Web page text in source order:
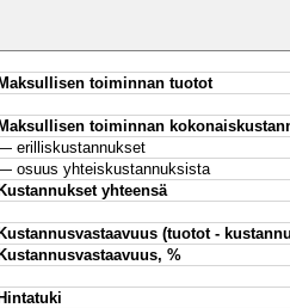
toiminnan tuotot
toiminnan
erilliskustannukset
osuus yhteiskustannuksista
yhteensä
(tuotot -
%